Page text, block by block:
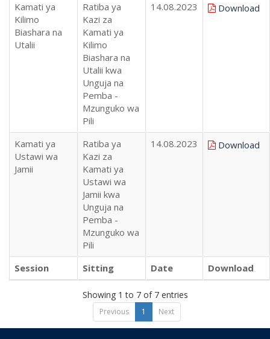
Kamati ya
Kilimo
Biashara na
Utalii
Ratiba ya
Kazi za
Kamati ya
Kilimo
Biashara na
Utalii kwa
Unguja na
Pemba -
Mzunguko wa
Pili
14.08.2023 Download
Kamati ya
Ustawi wa
Jamii
Ratiba ya
Kazi za
Kamati ya
Ustawi wa
Jamii kwa
Unguja na
Pemba -
Mzunguko wa
Pili
14.08.2023 Download
Session Sitting Date Download
Showing 1 to 7 of 7 entries
Previous 1 Next